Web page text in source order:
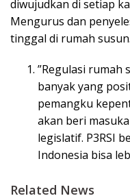
diwujudkan di setiap
Mengurus dan
tinggal di rumah susun.
”Regulasi rumah
banyak yang
pemangku
akan beri
legislatif. P3RSI
Indonesia bisa
Related News